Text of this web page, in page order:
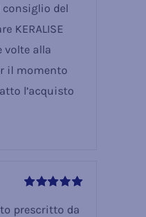
del
KERALISE
volte alla
il momento
l’acquisto
5
prescritto da